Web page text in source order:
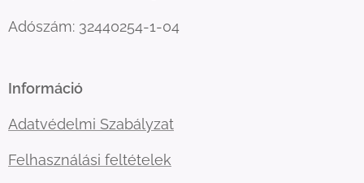
Adószám: 32440254-1-04
Információ
Adatvédelmi Szabályzat
Felhasználási feltételek